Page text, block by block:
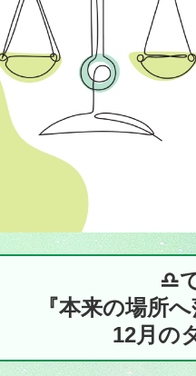
♎️
『本来の場所
12月の